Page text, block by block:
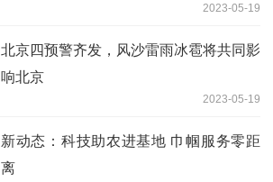
2023-05-19
北京四预警齐发，风沙雷雨冰雹将共同影
响北京
2023-05-19
新动态：科技助农进基地 巾帼服务零距
离